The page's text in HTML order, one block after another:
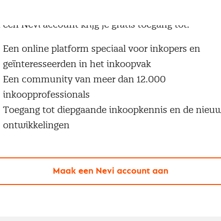
een Nevi account krijg je gratis toegang tot:
Een online platform speciaal voor inkopers en
geïnteresseerden in het inkoopvak
Een community van meer dan 12.000
inkoopprofessionals
Toegang tot diepgaande inkoopkennis en de
ontwikkelingen
Maak een Nevi account aan